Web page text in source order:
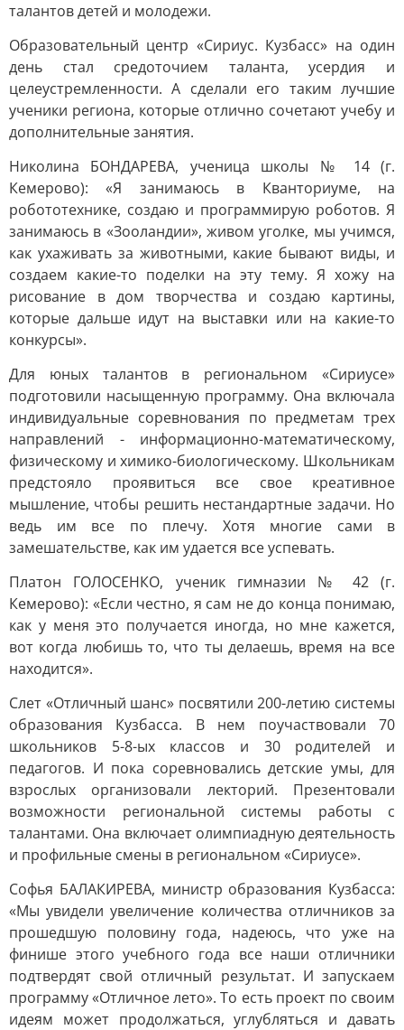
талантов детей и молодежи.
Образовательный центр «Сириус. Кузбасс» на один
день стал средоточием таланта, усердия и
целеустремленности. А сделали его таким лучшие
ученики региона, которые отлично сочетают учебу и
дополнительные занятия.
Николина БОНДАРЕВА, ученица школы № 14 (г.
Кемерово): «Я занимаюсь в Кванториуме, на
робототехнике, создаю и программирую роботов. Я
занимаюсь в «Зооландии», живом уголке, мы учимся,
как ухаживать за животными, какие бывают виды, и
создаем какие-то поделки на эту тему. Я хожу на
рисование в дом творчества и создаю картины,
которые дальше идут на выставки или на какие-то
конкурсы».
Для юных талантов в региональном «Сириусе»
подготовили насыщенную программу. Она включала
индивидуальные соревнования по предметам трех
направлений - информационно-математическому,
физическому и химико-биологическому. Школьникам
предстояло проявиться все свое креативное
мышление, чтобы решить нестандартные задачи. Но
ведь им все по плечу. Хотя многие сами в
замешательстве, как им удается все успевать.
Платон ГОЛОСЕНКО, ученик гимназии № 42 (г.
Кемерово): «Если честно, я сам не до конца понимаю,
как у меня это получается иногда, но мне кажется,
вот когда любишь то, что ты делаешь, время на все
находится».
Слет «Отличный шанс» посвятили 200-летию системы
образования Кузбасса. В нем поучаствовали 70
школьников 5-8-ых классов и 30 родителей и
педагогов. И пока соревновались детские умы, для
взрослых организовали лекторий. Презентовали
возможности региональной системы работы с
талантами. Она включает олимпиадную деятельность
и профильные смены в региональном «Сириусе».
Софья БАЛАКИРЕВА, министр образования Кузбасса:
«Мы увидели увеличение количества отличников за
прошедшую половину года, надеюсь, что уже на
финише этого учебного года все наши отличники
подтвердят свой отличный результат. И запускаем
программу «Отличное лето». То есть проект по своим
идеям может продолжаться, углубляться и давать